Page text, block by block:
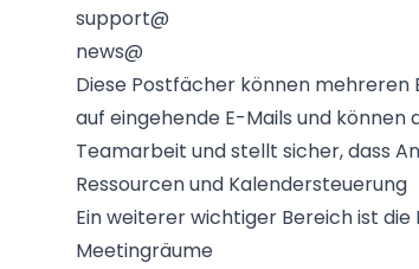
support@
news@
Diese Postfächer können mehreren
auf eingehende E-Mails und
Teamarbeit und stellt sicher, dass
Ressourcen und Kalendersteuerung
Ein weiterer wichtiger Bereich ist die
Meetingräume